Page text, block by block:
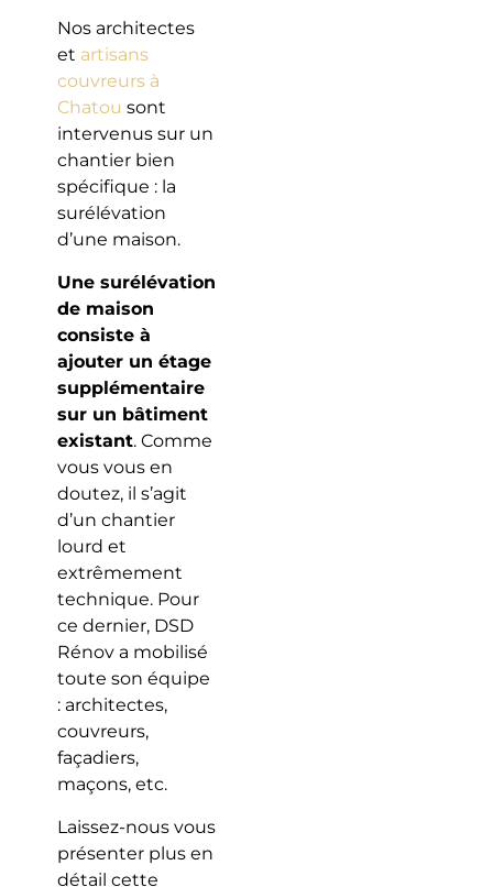
Nos architectes
et artisans
couvreurs à
Chatou sont
intervenus sur un
chantier bien
spécifique : la
surélévation
d’une maison.
Une surélévation
de maison
consiste à
ajouter un étage
supplémentaire
sur un bâtiment
existant. Comme
vous vous en
doutez, il s’agit
d’un chantier
lourd et
extrêmement
technique. Pour
ce dernier, DSD
Rénov a mobilisé
toute son équipe
: architectes,
couvreurs,
façadiers,
maçons, etc.
Laissez-nous vous
présenter plus en
détail cette